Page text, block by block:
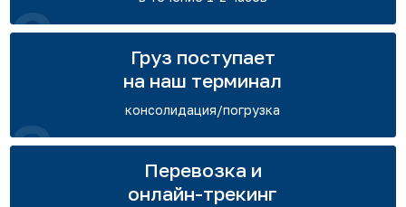
2
Груз поступает
на наш терминал
консолидация/погрузка
3
Перевозка и
онлайн-трекинг